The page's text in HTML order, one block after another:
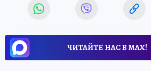
ЧИТАЙТЕ НАС В МАХ!